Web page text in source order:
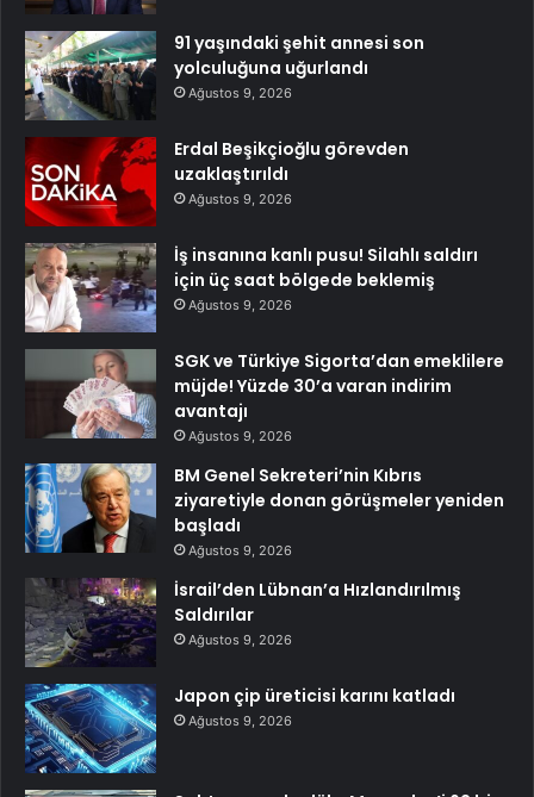
91 yaşındaki şehit annesi son
yolculuğuna uğurlandı
Ağustos 9, 2026
Erdal Beşikçioğlu görevden
uzaklaştırıldı
Ağustos 9, 2026
İş insanına kanlı pusu! Silahlı saldırı
için üç saat bölgede beklemiş
Ağustos 9, 2026
SGK ve Türkiye Sigorta’dan emeklilere
müjde! Yüzde 30’a varan indirim
avantajı
Ağustos 9, 2026
BM Genel Sekreteri’nin Kıbrıs
ziyaretiyle donan görüşmeler yeniden
başladı
Ağustos 9, 2026
İsrail’den Lübnan’a Hızlandırılmış
Saldırılar
Ağustos 9, 2026
Japon çip üreticisi karını katladı
Ağustos 9, 2026